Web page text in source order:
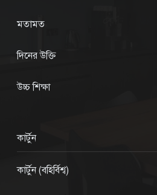
মতামত
দিনের উক্তি
উচ্চ শিক্ষা
কার্টুন
কার্টুন (বহির্বিশ্ব)